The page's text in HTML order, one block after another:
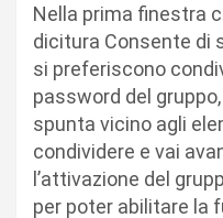
Nella prima finestra
dicitura Consente di
si preferiscono
password del
spunta vicino agli
condividere e vai
l’attivazione del
per poter abilitare la